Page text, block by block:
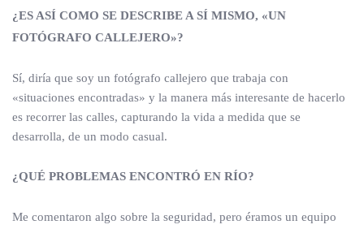
¿ES ASÍ COMO SE DESCRIBE A SÍ MISMO, «UN
FOTÓGRAFO CALLEJERO»?
Sí, diría que soy un fotógrafo callejero que trabaja con
«situaciones encontradas» y la manera más interesante de hacerlo
es recorrer las calles, capturando la vida a medida que se
desarrolla, de un modo casual.
¿QUÉ PROBLEMAS ENCONTRÓ EN RÍO?
Me comentaron algo sobre la seguridad, pero éramos un equipo